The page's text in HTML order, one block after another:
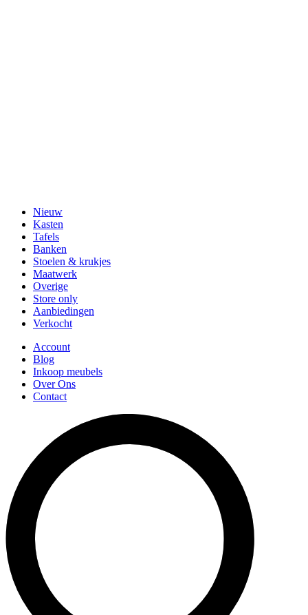
Nieuw
Kasten
Tafels
Banken
Stoelen & krukjes
Maatwerk
Overige
Store only
Aanbiedingen
Verkocht
Account
Blog
Inkoop meubels
Over Ons
Contact